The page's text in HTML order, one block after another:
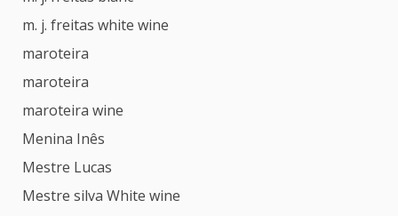
m. j. freitas white wine
maroteira
maroteira
maroteira wine
Menina Inês
Mestre Lucas
Mestre silva White wine